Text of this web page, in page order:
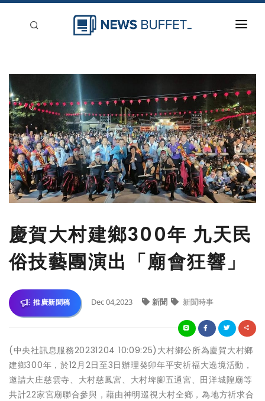
登入
刊登
慶賀大村建鄉300年 九天民
俗技藝團演出「廟會狂響」
推廣新聞稿 Dec 04,2023 新聞 新聞時事
(中央社訊息服務20231204 10:09:25)大村鄉公所為慶賀大村鄉
建鄉300年，於12月2日至3日辦理癸卯年平安祈福大遶境活動，
邀請大庄慈雲寺、大村慈鳳宮、大村埤腳五通宮、田洋城隍廟等
共計22家宮廟聯合參與，藉由神明巡視大村全鄉，為地方祈求合